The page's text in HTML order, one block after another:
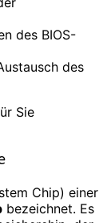
des BIOS-
des
Sie
Chip) einer
bezeichnet. Es